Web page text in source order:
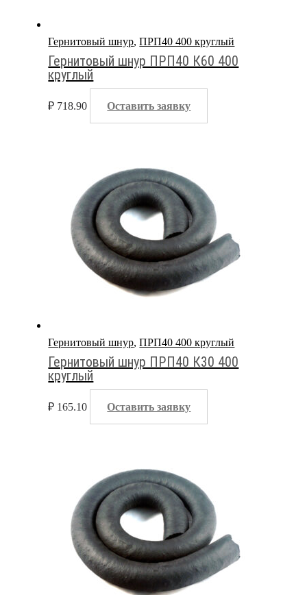
Гернитовый шнур,ПРП40 400 круглый
Гернитовый шнур ПРП40 К60 400
круглый
₽ 718.90 Оставить заявку
Гернитовый шнур,ПРП40 400 круглый
Гернитовый шнур ПРП40 К30 400
круглый
₽ 165.10 Оставить заявку